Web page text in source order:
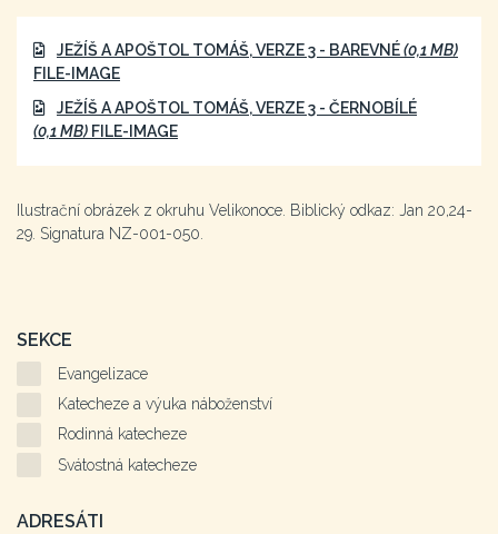
JEŽÍŠ A APOŠTOL TOMÁŠ, VERZE 3 - BAREVNÉ(0,1 MB)
FILE-IMAGE
JEŽÍŠ A APOŠTOL TOMÁŠ, VERZE 3 - ČERNOBÍLÉ
(0,1 MB) FILE-IMAGE
Ilustrační obrázek z okruhu Velikonoce. Biblický odkaz: Jan 20,24-
29. Signatura NZ-001-050.
SEKCE
Evangelizace
Katecheze a výuka náboženství
Rodinná katecheze
Svátostná katecheze
ADRESÁTI